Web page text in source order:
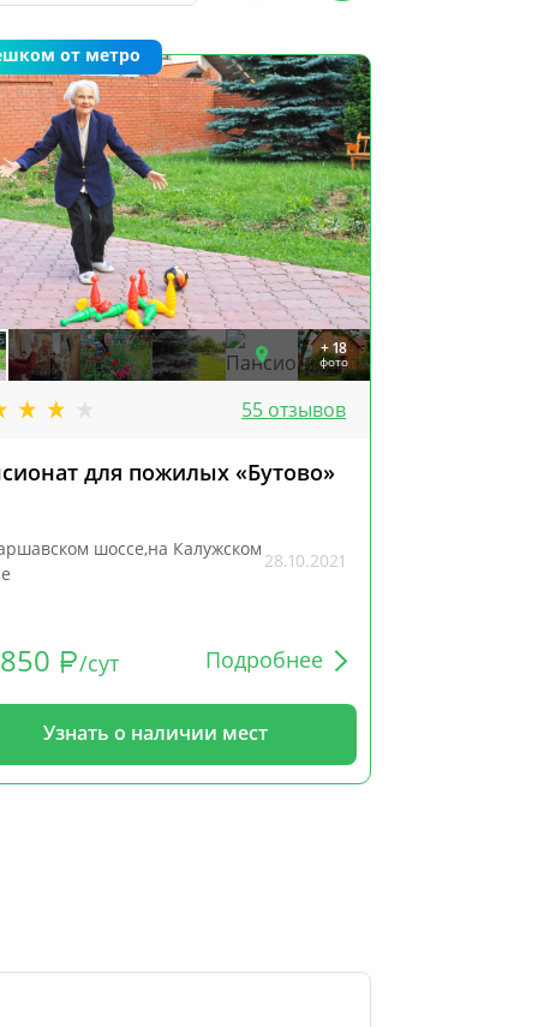
от метро
+ 18
фото
55 отзывов
для пожилых «Бутово»
шоссе,на Калужском
28.10.2021
/сут Подробнее
Узнать о наличии мест